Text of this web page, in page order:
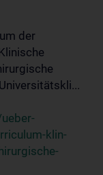
der
klin-